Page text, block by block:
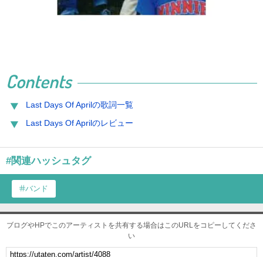
Contents
Last Days Of Aprilの歌詞一覧
Last Days Of Aprilのレビュー
#関連ハッシュタグ
バンド
ブログやHPでこのアーティストを共有する場合はこのURLをコピーしてくださ
い